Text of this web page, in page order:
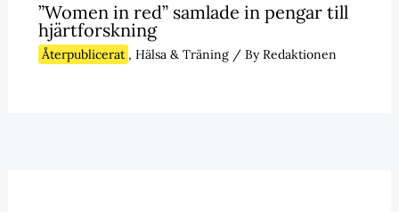
”Women in red” samlade in pengar till
hjärtforskning
Återpublicerat , Hälsa & Träning/ ByRedaktionen